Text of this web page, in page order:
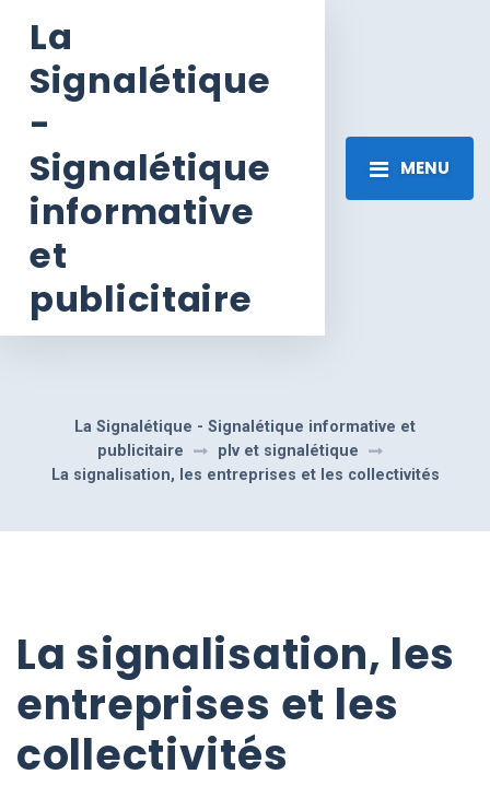
La
Signalétique
-
Signalétique
informative
et
publicitaire
MENU
La Signalétique - Signalétique informative et
publicitaire
plv et signalétique
La signalisation, les entreprises et les collectivités
La signalisation, les
entreprises et les
collectivités